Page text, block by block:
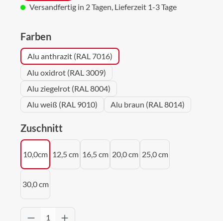
Versandfertig in 2 Tagen, Lieferzeit 1-3 Tage
Farbenauswählen
Alu anthrazit (RAL 7016)
Alu oxidrot (RAL 3009)
Alu ziegelrot (RAL 8004)
Alu weiß (RAL 9010)
Alu braun (RAL 8014)
Zuschnitt
10,0cm 12,5 cm 16,5 cm 20,0 cm 25,0 cm
30,0 cm
Produkt Anzahl: Gib den gewünschten